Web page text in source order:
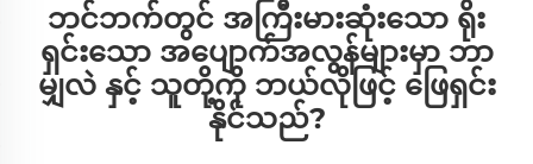
ဘင်ဘက်တွင် အကြီးမားဆုံးသော ရိုး
ရှင်းသော အပျောက်အလွန်များမှာ ဘာ
မျှလဲ နှင့် သူတို့ကို ဘယ်လိုဖြင့် ဖြေရှင်း
နိုင်သည်?